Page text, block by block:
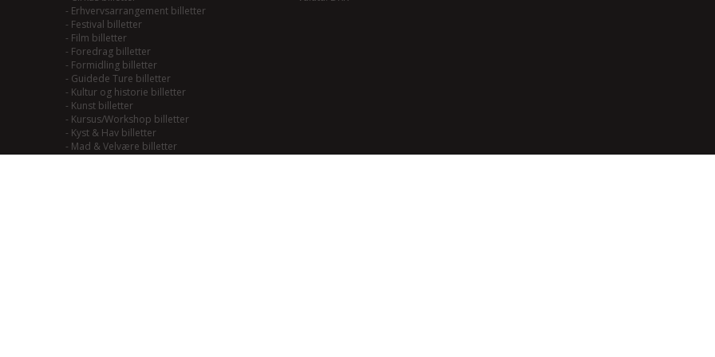
- Erhvervsarrangement billetter
- Festival billetter
- Film billetter
- Foredrag billetter
- Formidling billetter
- Guidede Ture billetter
- Kultur og historie billetter
- Kunst billetter
- Kursus/Workshop billetter
- Kyst & Hav billetter
- Mad & Velvære billetter